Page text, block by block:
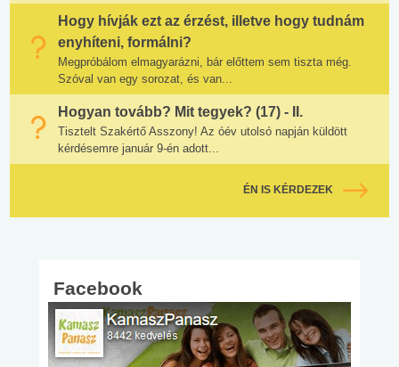
Hogy hívják ezt az érzést, illetve hogy tudnám
enyhíteni, formálni?
Megpróbálom elmagyarázni, bár előttem sem tiszta még.
Szóval van egy sorozat, és van...
Hogyan tovább? Mit tegyek? (17) - II.
Tisztelt Szakértő Asszony! Az óév utolsó napján küldött
kérdésemre január 9-én adott...
ÉN IS KÉRDEZEK
Facebook